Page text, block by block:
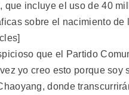
que incluye el uso de 40
sobre el nacimiento de
que el Partido
yo creo esto porque
donde